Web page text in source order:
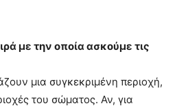
με την οποία ασκούμε τις
μια συγκεκριμένη περιοχή,
του σώματος. Αν, για